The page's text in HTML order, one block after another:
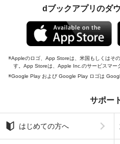
dブックアプリのダ
Appleのロゴ、App Storeは、米国もしくはそ
す。App Storeは、Apple Inc.のサービスマー
Google Play および Google Play ロゴは
サポー
はじめての方へ